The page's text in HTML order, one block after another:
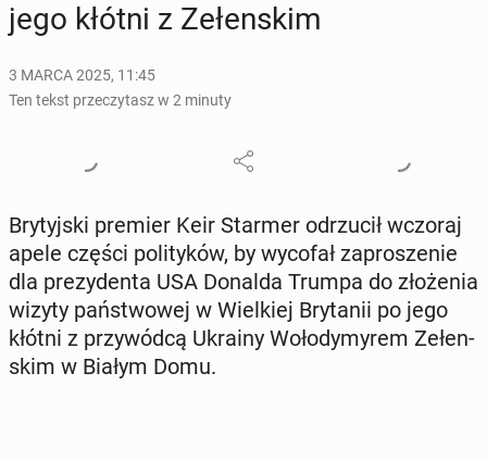
jego kłótni z Ze­łen­skim
3 MARCA 2025, 11:45
Ten tekst przeczytasz w 2 minuty
Bry­tyj­ski premier Keir Starmer od­rzu­cił wczoraj
apele części po­li­ty­ków, by wycofał za­pro­sze­nie
dla pre­zy­den­ta USA Donalda Trumpa do zło­że­nia
wizyty pań­stwo­wej w Wiel­kiej Bry­ta­nii po jego
kłótni z przy­wód­cą Ukrainy Wo­ło­dy­my­rem Ze­łen­
skim w Białym Domu.